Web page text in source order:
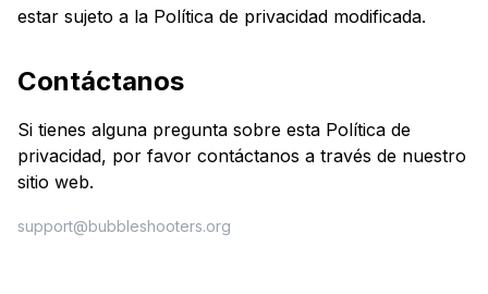
estar sujeto a la Política de privacidad modificada.
Contáctanos
Si tienes alguna pregunta sobre esta Política de
privacidad, por favor contáctanos a través de nuestro
sitio web.
support@bubbleshooters.org